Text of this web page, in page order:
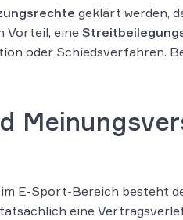
geklärt werden,
Vorteil, eine
oder Schiedsverfahren.
E-Sport-Bereich besteht
eine